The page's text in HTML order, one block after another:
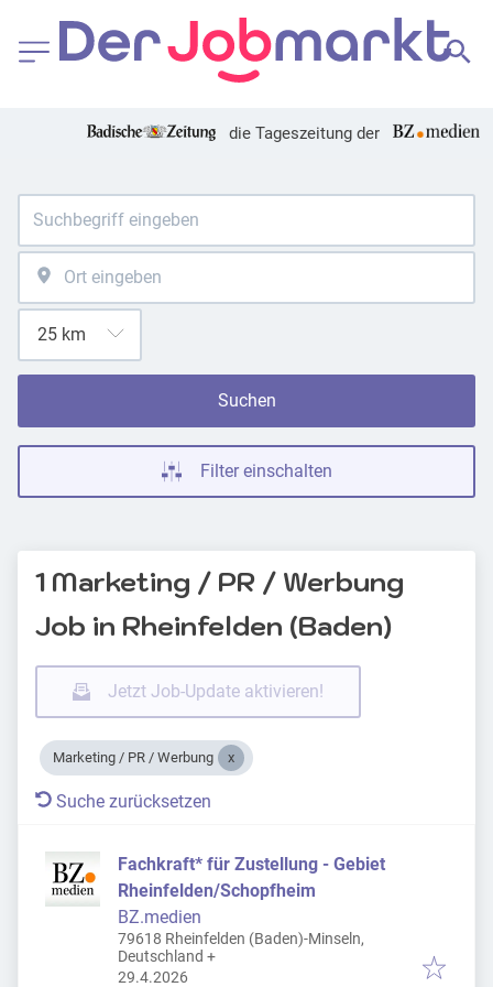
die Tageszeitung der
Suchen
Filter einschalten
1 Marketing / PR / Werbung
Job in Rheinfelden (Baden)
Jetzt Job-Update aktivieren!
Marketing / PR / Werbung
Suche zurücksetzen
Fachkraft* für Zustellung - Gebiet
Rheinfelden/Schopfheim
BZ.medien
79618 Rheinfelden (Baden)-Minseln,
Deutschland +
Veröffentlicht
29.4.2026